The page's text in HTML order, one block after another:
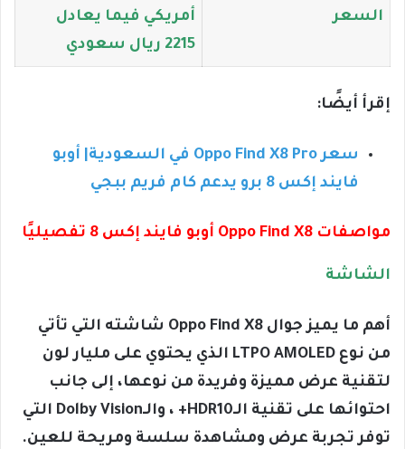
السعر
أمريكي فيما يعادل
2215 ريال سعودي
إقرأ أيضًا:
سعر Oppo Find X8 Pro في السعودية| أوبو
فايند إكس 8 برو يدعم كام فريم ببجي
مواصفات Oppo Find X8 أوبو فايند إكس 8 تفصيليًا
الشاشة
أهم ما يميز جوال Oppo Find X8 شاشته التي تأتي
من نوع LTPO AMOLED الذي يحتوي على مليار لون
لتقنية عرض مميزة وفريدة من نوعها، إلى جانب
احتوائها على تقنية الـHDR10+ ، والـDolby Vision التي
توفر تجربة عرض ومشاهدة سلسة ومريحة للعين.